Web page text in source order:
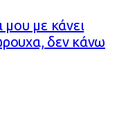
μου με κάνει
δεν κάνω